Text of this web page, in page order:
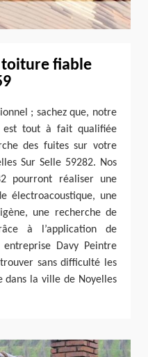
toiture fiable
; sachez que, notre
est tout à fait qualifiée
des fuites sur votre
Sur Selle 59282. Nos
pourront réaliser une
électroacoustique, une
une recherche de
à l’application de
Davy Peintre
sans difficulté les
dans la ville de Noyelles